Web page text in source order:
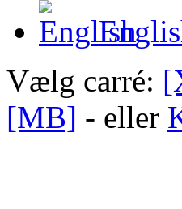
Vælg carré:
[MB] - eller